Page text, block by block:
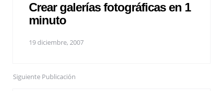
Crear galerías fotográficas en 1
minuto
19 diciembre, 2007
Siguiente Publicación